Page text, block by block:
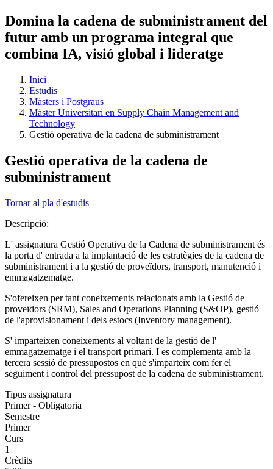
Domina la cadena de subministrament del
futur amb un programa integral que
combina IA, visió global i lideratge
Inici
Estudis
Màsters i Postgraus
Màster Universitari en Supply Chain Management and
Technology
Gestió operativa de la cadena de subministrament
Gestió operativa de la cadena de
subministrament
Tornar al pla d'estudis
Descripció:
L' assignatura Gestió Operativa de la Cadena de subministrament és
la porta d' entrada a la implantació de les estratègies de la cadena de
subministrament i a la gestió de proveïdors, transport, manutenció i
emmagatzematge.
S'ofereixen per tant coneixements relacionats amb la Gestió de
proveïdors (SRM), Sales and Operations Planning (S&OP), gestió
de l'aprovisionament i dels estocs (Inventory management).
S' imparteixen coneixements al voltant de la gestió de l'
emmagatzematge i el transport primari. I es complementa amb la
tercera sessió de pressupostos en què s'imparteix com fer el
seguiment i control del pressupost de la cadena de subministrament.
Tipus assignatura
Primer - Obligatoria
Semestre
Primer
Curs
1
Crèdits